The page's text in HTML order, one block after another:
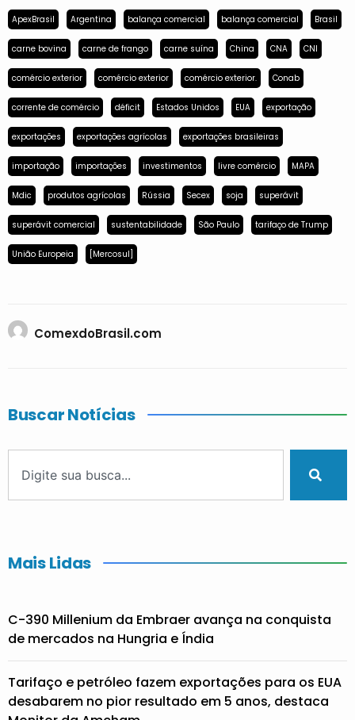
ApexBrasil Argentina balança comercial balança comercial Brasil
carne bovina carne de frango carne suína China CNA CNI
comércio exterior comércio exterior comércio exterior. Conab
corrente de comércio déficit Estados Unidos EUA exportação
exportações exportações agrícolas exportações brasileiras
importação importações investimentos livre comércio MAPA
Mdic produtos agrícolas Rússia Secex soja superávit
superávit comercial sustentabilidade São Paulo tarifaço de Trump
União Europeia [Mercosul]
ComexdoBrasil.com
Buscar Notícias
Mais Lidas
C-390 Millenium da Embraer avança na conquista
de mercados na Hungria e Índia
Tarifaço e petróleo fazem exportações para os EUA
desabarem no pior resultado em 5 anos, destaca